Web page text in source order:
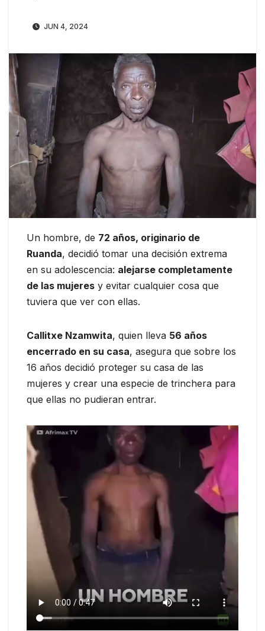
JUN 4, 2024
Un hombre, de 72 años, originario de
Ruanda, decidió tomar una decisión extrema
en su adolescencia: alejarse completamente
de las mujeres y evitar cualquier cosa que
tuviera que ver con ellas.
Callitxe Nzamwita, quien lleva 56 años
encerrado en su casa, asegura que sobre los
16 años decidió proteger su casa de las
mujeres y crear una especie de trinchera para
que ellas no pudieran entrar.